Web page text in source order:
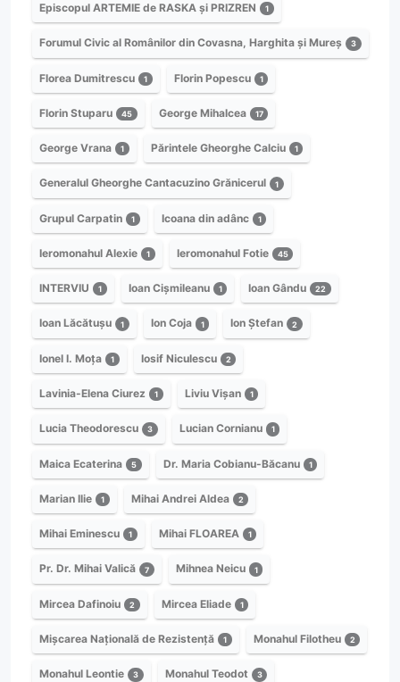
Episcopul ARTEMIE de RASKA și PRIZREN 1
Forumul Civic al Românilor din Covasna, Harghita și Mureș 3
Florea Dumitrescu 1 Florin Popescu 1
Florin Stuparu 45 George Mihalcea 17
George Vrana 1 Părintele Gheorghe Calciu 1
Generalul Gheorghe Cantacuzino Grănicerul 1
Grupul Carpatin 1 Icoana din adânc 1
Ieromonahul Alexie 1 Ieromonahul Fotie 45
INTERVIU 1 Ioan Cișmileanu 1 Ioan Gându 22
Ioan Lăcătușu 1 Ion Coja 1 Ion Ștefan 2
Ionel I. Moța 1 Iosif Niculescu 2
Lavinia-Elena Ciurez 1 Liviu Vișan 1
Lucia Theodorescu 3 Lucian Cornianu 1
Maica Ecaterina 5 Dr. Maria Cobianu-Băcanu 1
Marian Ilie 1 Mihai Andrei Aldea 2
Mihai Eminescu 1 Mihai FLOAREA 1
Pr. Dr. Mihai Valică 7 Mihnea Neicu 1
Mircea Dafinoiu 2 Mircea Eliade 1
Mișcarea Națională de Rezistență 1 Monahul Filotheu 2
Monahul Leontie 3 Monahul Teodot 3